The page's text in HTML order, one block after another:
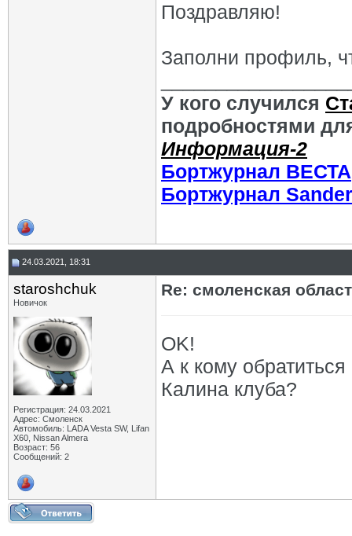
Поздравляю!
Заполни профиль,
У кого случился
подробностями
Информация-2
Бортжурнал ВЕСТА
Бортжурнал
24.03.2021, 18:31
staroshchuk
Новичок
Регистрация: 24.03.2021
Адрес: Смоленск
Автомобиль: LADA Vesta SW, Lifan
X60, Nissan Almera
Возраст: 56
Сообщений: 2
Re: смоленская
OK!
А к кому
Калина клуба?